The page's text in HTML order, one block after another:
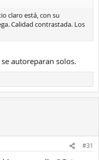
claro está, con su
Calidad contrastada. Los
autoreparan solos.
#31